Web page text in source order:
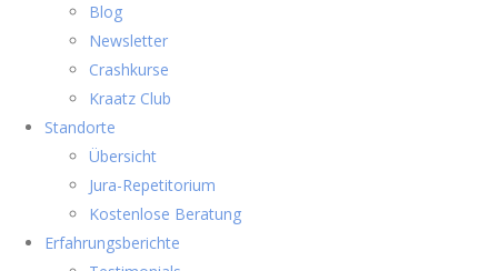
Blog
Newsletter
Crashkurse
Kraatz Club
Standorte
Übersicht
Jura-Repetitorium
Kostenlose Beratung
Erfahrungsberichte